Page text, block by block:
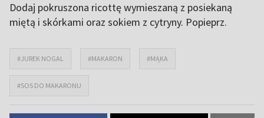
Dodaj pokruszona ricottę wymieszaną z posiekaną
miętą i skórkami oraz sokiem z cytryny. Popieprz.
#JUREK NOGAL #MAKARON #MĄKA
#SOS DO MAKARONU